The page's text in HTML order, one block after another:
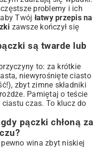
problemy i ich
Twój łatwy przepis na
zawsze kończył się
są twarde lub
to: za krótkie
niewyrośnięte ciasto
zbyt zimne składniki
Pamiętaj o teście
czas. To klucz do
pączki chłoną za
wina zbyt niskiej